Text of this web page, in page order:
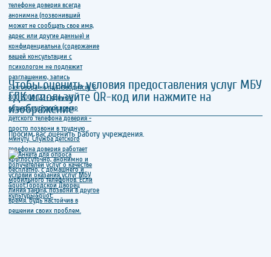
Чтобы оценить условия предоставления услуг МБУ
ГДК используйте QR-код или нажмите на
изображение
Просим вас оценить работу учреждения.